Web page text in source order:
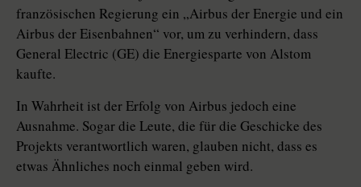
französischen Regierung ein „Airbus der Energie und ein
Airbus der Eisenbahnen“ vor, um zu verhindern, dass
General Electric (GE) die Energiesparte von Alstom
kaufte.
In Wahrheit ist der Erfolg von Airbus jedoch eine
Ausnahme. Sogar die Leute, die für die Geschicke des
Projekts verantwortlich waren, glauben nicht, dass es
etwas Ähnliches noch einmal geben wird.